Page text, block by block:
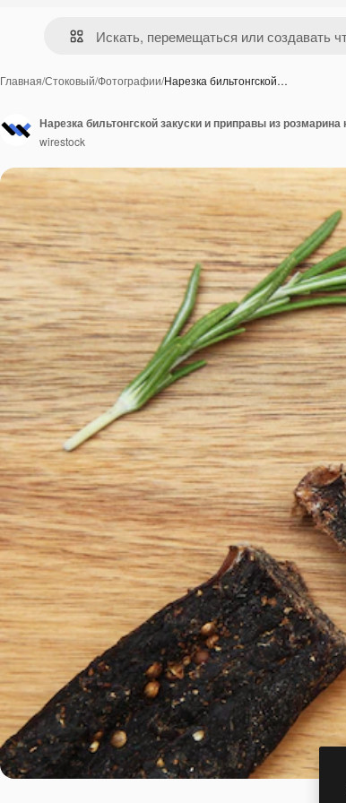
Главная/Стоковый/Фотографии/Нарезка бильтонгской…
wirestock